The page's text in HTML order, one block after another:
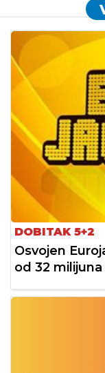
DOBITAK 5+2
Osvojen
od 32 milijuna